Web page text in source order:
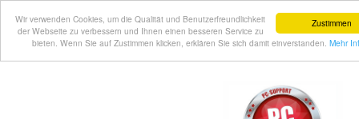
Zustimmen
Wir verwenden Cookies, um die Qualität und Benutzerfreundlichkeit
der Webseite zu verbessern und Ihnen einen besseren Service zu
bieten. Wenn Sie auf Zustimmen klicken, erklären Sie sich damit einverstanden. Mehr